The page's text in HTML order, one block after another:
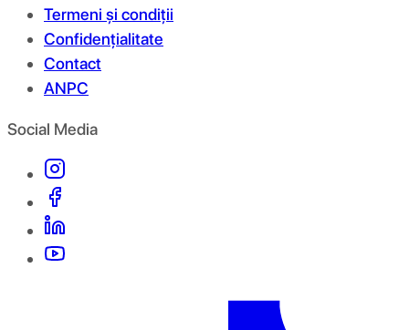
Termeni și condiții
Confidențialitate
Contact
ANPC
Social Media